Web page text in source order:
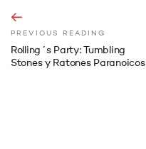
PREVIOUS READING
Rolling´s Party: Tumbling
Stones y Ratones Paranoicos